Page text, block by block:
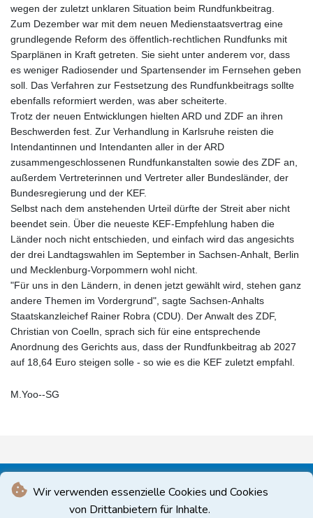
Wir verwenden essenzielle Cookies und Cookies
von Drittanbietern für Inhalte.
wegen der zuletzt unklaren Situation beim Rundfunkbeitrag.
Zum Dezember war mit dem neuen Medienstaatsvertrag eine
grundlegende Reform des öffentlich-rechtlichen Rundfunks mit
Sparplänen in Kraft getreten. Sie sieht unter anderem vor, dass
es weniger Radiosender und Spartensender im Fernsehen geben
soll. Das Verfahren zur Festsetzung des Rundfunkbeitrags sollte
ebenfalls reformiert werden, was aber scheiterte.
Trotz der neuen Entwicklungen hielten ARD und ZDF an ihren
Beschwerden fest. Zur Verhandlung in Karlsruhe reisten die
Intendantinnen und Intendanten aller in der ARD
zusammengeschlossenen Rundfunkanstalten sowie des ZDF an,
außerdem Vertreterinnen und Vertreter aller Bundesländer, der
Bundesregierung und der KEF.
Selbst nach dem anstehenden Urteil dürfte der Streit aber nicht
beendet sein. Über die neueste KEF-Empfehlung haben die
Länder noch nicht entschieden, und einfach wird das angesichts
der drei Landtagswahlen im September in Sachsen-Anhalt, Berlin
und Mecklenburg-Vorpommern wohl nicht.
"Für uns in den Ländern, in denen jetzt gewählt wird, stehen ganz
andere Themen im Vordergrund", sagte Sachsen-Anhalts
Staatskanzleichef Rainer Robra (CDU). Der Anwalt des ZDF,
Christian von Coelln, sprach sich für eine entsprechende
Anordnung des Gerichts aus, dass der Rundfunkbeitrag ab 2027
auf 18,64 Euro steigen solle - so wie es die KEF zuletzt empfahl.
M.Yoo--SG